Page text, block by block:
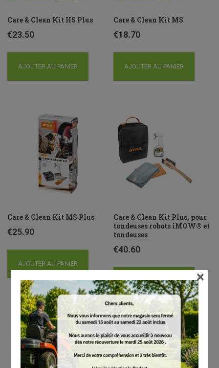
Care & Clean Kit HS Plus
€23.50
AJOUTER AU PANIER
Care & Clean Kit MS
€18.70
AJOUTER AU PANIER
Care & Clean Kit MS Plus
€25.90
AJOUTER AU PANIER
Care & Clean Kit Plus, pour
tondeuses robots iMOW® et
tondeuses
€40.60
AJOUTER AU PANIER ×